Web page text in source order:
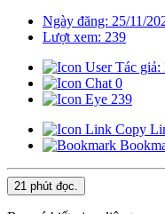
Ngày đăng: 25/11/
Lượt xem: 239
Tác giả:
0
239
Copy
21 phút đọc.